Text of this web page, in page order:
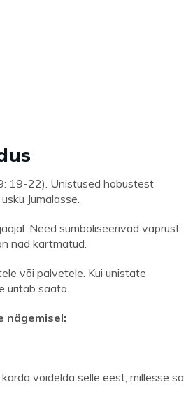
19-22). Unistused hobustest
Jumalasse.
Need sümboliseerivad vaprust
nad kartmatud.
või palvetele. Kui unistate
üritab saata.
nägemisel:
võidelda selle eest, millesse sa